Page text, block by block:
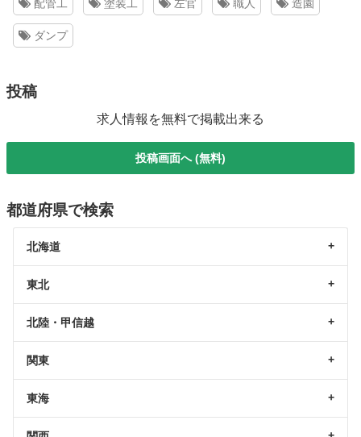
配管工 塗装工 左官 職人 造園
ダンプ
投稿
求人情報を無料で掲載出来る
投稿画面へ (無料)
都道府県で検索
北海道
東北
北陸・甲信越
関東
東海